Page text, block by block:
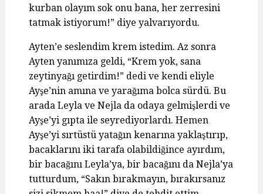
kurban olayım sok onu bana, her zerresini
tatmak istiyorum!” diye yalvarıyordu.
Ayten’e seslendim krem istedim. Az sonra
Ayten yanımıza geldi, “Krem yok, sana
zeytinyağı getirdim!” dedi ve kendi eliyle
Ayşe’nin amına ve yarağıma bolca sürdü. Bu
arada Leyla ve Nejla da odaya gelmişlerdi ve
Ayşe’yi gıpta ile seyrediyorlardı. Hemen
Ayşe’yi sırtüstü yatağın kenarına yaklaştırıp,
bacaklarını iki tarafa olabildiğince ayırdım,
bir bacağını Leyla’ya, bir bacağını da Nejla’ya
tutturdum, “Sakın bırakmayın, bırakırsanız